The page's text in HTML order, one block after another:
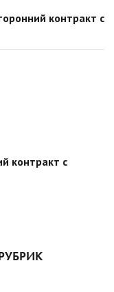
контракт с
контракт с